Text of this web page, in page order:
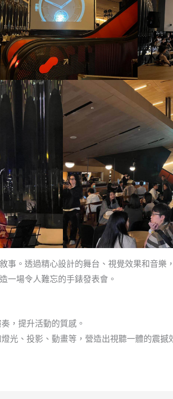
事。透過精心設計的舞台、視覺效果和音樂
一場令人難忘的手錶發表會。
，提升活動的質感。
光、投影、動畫等，營造出視聽一體的震撼